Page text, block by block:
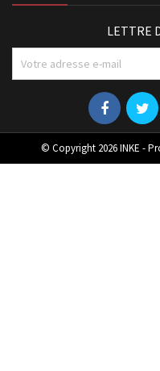
LETTRE
© Copyright 2026 INKE -